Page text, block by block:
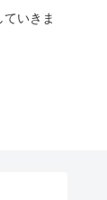
いきま